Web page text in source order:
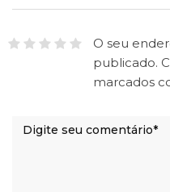
O seu
publicado.
marcados